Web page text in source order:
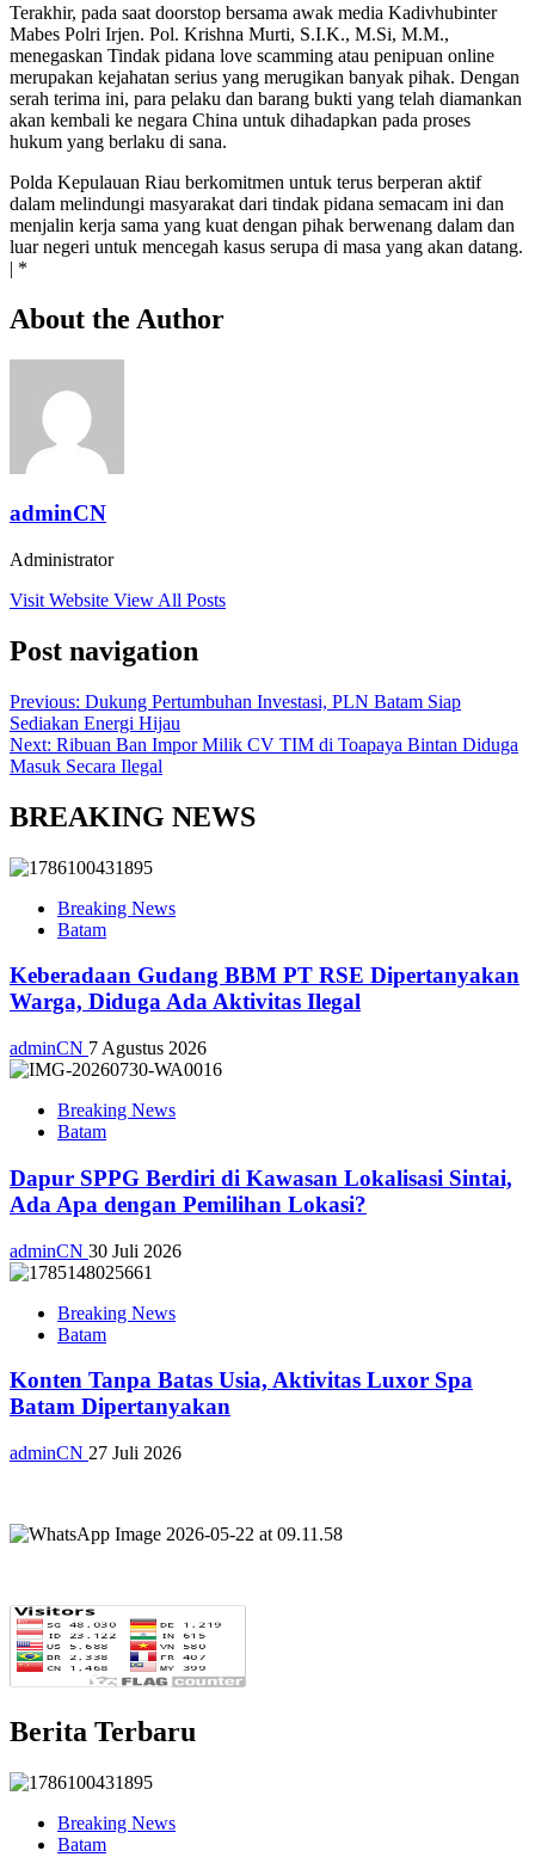
Terakhir, pada saat doorstop bersama awak media Kadivhubinter
Mabes Polri Irjen. Pol. Krishna Murti, S.I.K., M.Si, M.M.,
menegaskan Tindak pidana love scamming atau penipuan online
merupakan kejahatan serius yang merugikan banyak pihak. Dengan
serah terima ini, para pelaku dan barang bukti yang telah diamankan
akan kembali ke negara China untuk dihadapkan pada proses
hukum yang berlaku di sana.
Polda Kepulauan Riau berkomitmen untuk terus berperan aktif
dalam melindungi masyarakat dari tindak pidana semacam ini dan
menjalin kerja sama yang kuat dengan pihak berwenang dalam dan
luar negeri untuk mencegah kasus serupa di masa yang akan datang.
| *
About the Author
adminCN
Administrator
Visit Website View All Posts
Post navigation
Previous: Dukung Pertumbuhan Investasi, PLN Batam Siap
Sediakan Energi Hijau
Next: Ribuan Ban Impor Milik CV TIM di Toapaya Bintan Diduga
Masuk Secara Ilegal
BREAKING NEWS
Breaking News
Batam
Keberadaan Gudang BBM PT RSE Dipertanyakan
Warga, Diduga Ada Aktivitas Ilegal
adminCN 7 Agustus 2026
Breaking News
Batam
Dapur SPPG Berdiri di Kawasan Lokalisasi Sintai,
Ada Apa dengan Pemilihan Lokasi?
adminCN 30 Juli 2026
Breaking News
Batam
Konten Tanpa Batas Usia, Aktivitas Luxor Spa
Batam Dipertanyakan
adminCN 27 Juli 2026
Berita Terbaru
Breaking News
Batam